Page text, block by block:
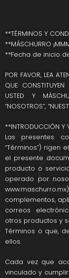
**TÉRMINOS Y
**MÁSCHURRO
**Fecha de inicio
POR FAVOR, LEA
QUE CONSTITUYEN
USTED Y
“NOSOTROS”,
**INTRODUCCIÓN Y
Las presentes
“Términos”) rigen
el presente
producto o
operado por
complementos,
correos
otros productos y
Términos o que,
ellos.
Cada vez que
vinculado y